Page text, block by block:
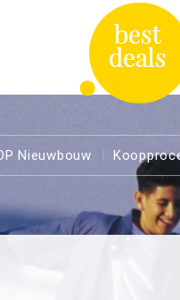
Nieuwbouw